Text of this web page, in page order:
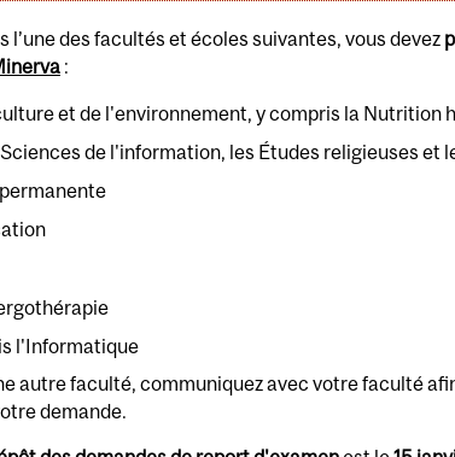
l’une des facultés et écoles suivantes, vous devez
:
et de l'environnement, y compris la Nutrition
de l'information, les Études religieuses et
l'Informatique
autre faculté, communiquez avec votre faculté
demande.